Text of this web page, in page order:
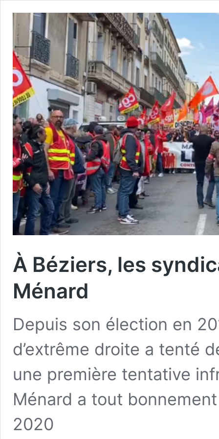
À Béziers, les
Ménard
Depuis son élection en
d’extrême droite a tenté
une première tentative
Ménard a tout
2020